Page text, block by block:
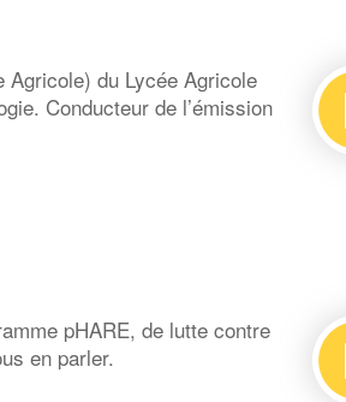
Agricole) du Lycée Agricole
Conducteur de l’émission
pHARE, de lutte contre
en parler.